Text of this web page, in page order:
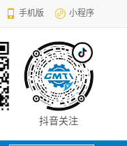
手机版 小程序
抖音关注